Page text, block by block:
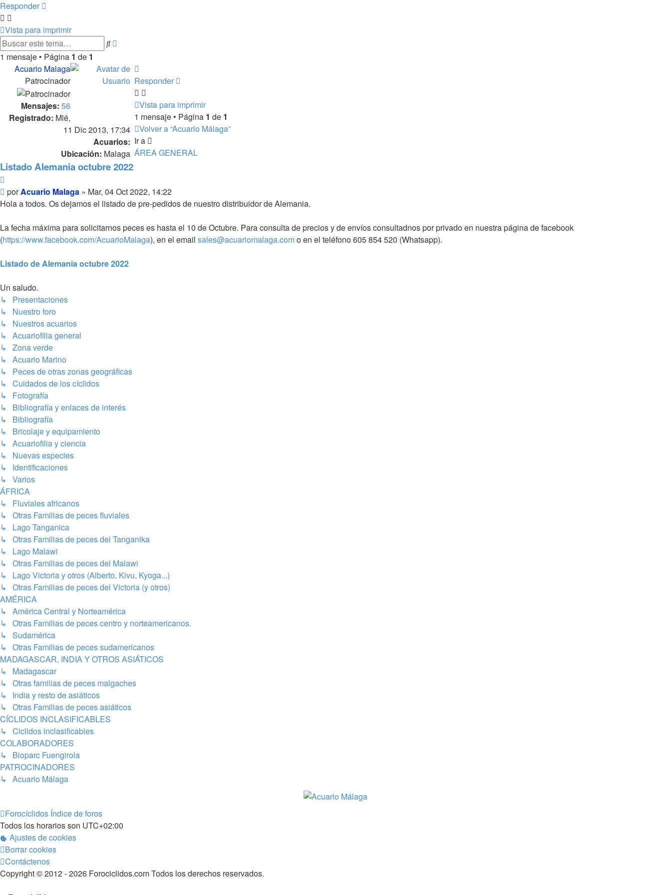
Responder
Vista para imprimir
Buscar
1 mensaje • Página 1 de 1
Acuario Malaga
Patrocinador
Mensajes: 56
Registrado: Mié,
11 Dic 2013, 17:34
Acuarios:
Ubicación: Malaga
Listado Alemania octubre 2022
Mensaje
porAcuario Malaga » Mar, 04 Oct 2022, 14:22
Hola a todos. Os dejamos el listado de pre-pedidos de nuestro distribuidor de Alemania.
La fecha máxima para solicitarnos peces es hasta el 10 de Octubre. Para consulta de precios y de envíos consultadnos por privado en nuestra página de facebook
(https://www.facebook.com/AcuarioMalaga), en el email sales@acuariomalaga.como en el teléfono 605 854 520 (Whatsapp).
Listado de Alemania octubre 2022
Un saludo.
Responder
Vista para imprimir
1 mensaje • Página 1 de 1
Volver a “Acuario Málaga”
Ir a
ÁREA GENERAL
↳ Presentaciones
↳ Nuestro foro
↳ Nuestros acuarios
↳ Acuariofilia general
↳ Zona verde
↳ Acuario Marino
↳ Peces de otras zonas geográficas
↳ Cuidados de los cíclidos
↳ Fotografía
↳ Bibliografía y enlaces de interés
↳ Bibliografía
↳ Bricolaje y equipamiento
↳ Acuariofilia y ciencia
↳ Nuevas especies
↳ Identificaciones
↳ Varios
ÁFRICA
↳ Fluviales africanos
↳ Otras Familias de peces fluviales
↳ Lago Tanganica
↳ Otras Familias de peces del Tanganika
↳ Lago Malawi
↳ Otras Familias de peces del Malawi
↳ Lago Victoria y otros (Alberto, Kivu, Kyoga...)
↳ Otras Familias de peces del Victoria (y otros)
AMÉRICA
↳ América Central y Norteamérica
↳ Otras Familias de peces centro y norteamericanos.
↳ Sudamérica
↳ Otras Familias de peces sudamericanos
MADAGASCAR, INDIA Y OTROS ASIÁTICOS
↳ Madagascar
↳ Otras familias de peces malgaches
↳ India y resto de asiáticos
↳ Otras Familias de peces asiáticos
CÍCLIDOS INCLASIFICABLES
↳ Ciclidos inclasificables
COLABORADORES
↳ Bioparc Fuengirola
PATROCINADORES
↳ Acuario Málaga
Forocíclidos Índice de foros
Todos los horarios son UTC+02:00
Ajustes de cookies
Borrar cookies
Contáctenos
Copyright © 2012 - 2026 Forociclidos.com Todos los derechos reservados.